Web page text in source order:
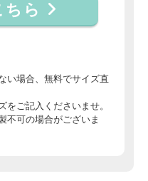
ちら
い場合、無料でサイズ直
をご記入くださいませ。
不可の場合がございま